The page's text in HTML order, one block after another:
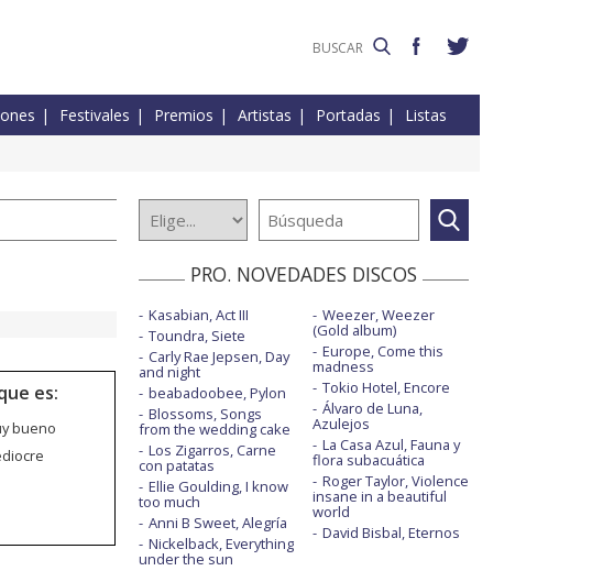
Festivales Premios Artistas Portadas Listas
es:
bueno
PRO. NOVEDADES DISCOS
Kasabian, Act III
Toundra, Siete
Carly Rae Jepsen, Day
and night
beabadoobee, Pylon
Blossoms, Songs
from the wedding cake
Los Zigarros, Carne
con patatas
Ellie Goulding, I know
too much
Anni B Sweet, Alegría
Nickelback, Everything
under the sun
Weezer, Weezer
(Gold album)
Europe, Come this
madness
Tokio Hotel, Encore
Álvaro de Luna,
Azulejos
La Casa Azul, Fauna y
flora subacuática
Roger Taylor, Violence
insane in a beautiful
world
David Bisbal, Eternos